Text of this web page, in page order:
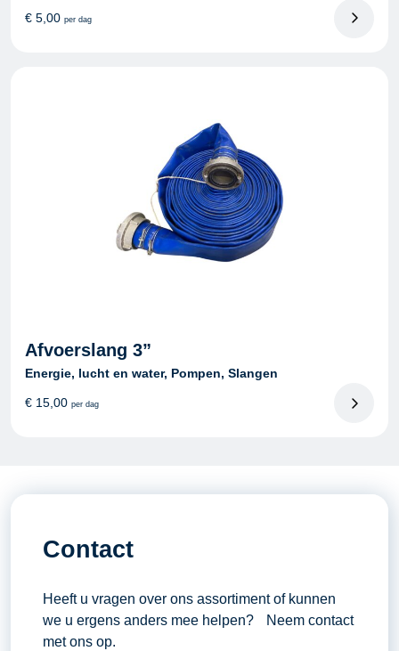
€ 5,00 per dag
Afvoerslang 3”
Energie, lucht en water, Pompen, Slangen
€ 15,00 per dag
Contact
Heeft u vragen over ons assortiment of kunnen
we u ergens anders mee helpen? Neem contact
met ons op.